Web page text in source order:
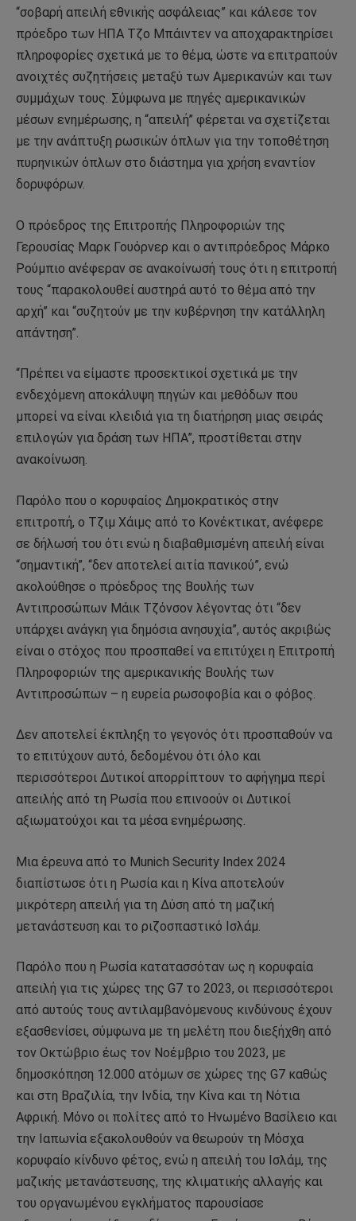
“σοβαρή απειλή εθνικής ασφάλειας” και κάλεσε τον
πρόεδρο των ΗΠΑ Τζο Μπάιντεν να αποχαρακτηρίσει
πληροφορίες σχετικά με το θέμα, ώστε να επιτραπούν
ανοιχτές συζητήσεις μεταξύ των Αμερικανών και των
συμμάχων τους. Σύμφωνα με πηγές αμερικανικών
μέσων ενημέρωσης, η “απειλή” φέρεται να σχετίζεται
με την ανάπτυξη ρωσικών όπλων για την τοποθέτηση
πυρηνικών όπλων στο διάστημα για χρήση εναντίον
δορυφόρων.
Ο πρόεδρος της Επιτροπής Πληροφοριών της
Γερουσίας Μαρκ Γουόρνερ και ο αντιπρόεδρος Μάρκο
Ρούμπιο ανέφεραν σε ανακοίνωσή τους ότι η επιτροπή
τους “παρακολουθεί αυστηρά αυτό το θέμα από την
αρχή” και “συζητούν με την κυβέρνηση την κατάλληλη
απάντηση”.
“Πρέπει να είμαστε προσεκτικοί σχετικά με την
ενδεχόμενη αποκάλυψη πηγών και μεθόδων που
μπορεί να είναι κλειδιά για τη διατήρηση μιας σειράς
επιλογών για δράση των ΗΠΑ”, προστίθεται στην
ανακοίνωση.
Παρόλο που ο κορυφαίος Δημοκρατικός στην
επιτροπή, ο Τζιμ Χάιμς από το Κονέκτικατ, ανέφερε
σε δήλωσή του ότι ενώ η διαβαθμισμένη απειλή είναι
“σημαντική”, “δεν αποτελεί αιτία πανικού”, ενώ
ακολούθησε ο πρόεδρος της Βουλής των
Αντιπροσώπων Μάικ Τζόνσον λέγοντας ότι “δεν
υπάρχει ανάγκη για δημόσια ανησυχία”, αυτός ακριβώς
είναι ο στόχος που προσπαθεί να επιτύχει η Επιτροπή
Πληροφοριών της αμερικανικής Βουλής των
Αντιπροσώπων – η ευρεία ρωσοφοβία και ο φόβος.
Δεν αποτελεί έκπληξη το γεγονός ότι προσπαθούν να
το επιτύχουν αυτό, δεδομένου ότι όλο και
περισσότεροι Δυτικοί απορρίπτουν το αφήγημα περί
απειλής από τη Ρωσία που επινοούν οι Δυτικοί
αξιωματούχοι και τα μέσα ενημέρωσης.
Μια έρευνα από το Munich Security Index 2024
διαπίστωσε ότι η Ρωσία και η Κίνα αποτελούν
μικρότερη απειλή για τη Δύση από τη μαζική
μετανάστευση και το ριζοσπαστικό Ισλάμ.
Παρόλο που η Ρωσία κατατασσόταν ως η κορυφαία
απειλή για τις χώρες της G7 το 2023, οι περισσότεροι
από αυτούς τους αντιλαμβανόμενους κινδύνους έχουν
εξασθενίσει, σύμφωνα με τη μελέτη που διεξήχθη από
τον Οκτώβριο έως τον Νοέμβριο του 2023, με
δημοσκόπηση 12.000 ατόμων σε χώρες της G7 καθώς
και στη Βραζιλία, την Ινδία, την Κίνα και τη Νότια
Αφρική. Μόνο οι πολίτες από το Ηνωμένο Βασίλειο και
την Ιαπωνία εξακολουθούν να θεωρούν τη Μόσχα
κορυφαίο κίνδυνο φέτος, ενώ η απειλή του Ισλάμ, της
μαζικής μετανάστευσης, της κλιματικής αλλαγής και
του οργανωμένου εγκλήματος παρουσίασε